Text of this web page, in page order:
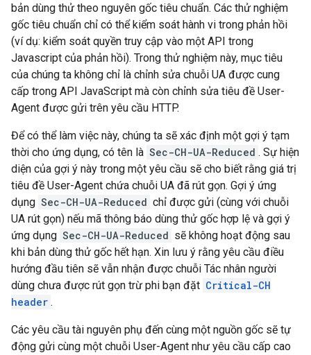
bản dùng thử theo nguyên gốc tiêu chuẩn. Các thử nghiệm
gốc tiêu chuẩn chỉ có thể kiểm soát hành vi trong phản hồi
(ví dụ: kiểm soát quyền truy cập vào một API trong
Javascript của phản hồi). Trong thử nghiệm này, mục tiêu
của chúng ta không chỉ là chỉnh sửa chuỗi UA được cung
cấp trong API JavaScript mà còn chỉnh sửa tiêu đề User-
Agent được gửi trên yêu cầu HTTP.
Để có thể làm việc này, chúng ta sẽ xác định một gợi ý tạm
thời cho ứng dụng, có tên là Sec-CH-UA-Reduced . Sự hiện
diện của gợi ý này trong một yêu cầu sẽ cho biết rằng giá trị
tiêu đề User-Agent chứa chuỗi UA đã rút gọn. Gợi ý ứng
dụng Sec-CH-UA-Reduced chỉ được gửi (cùng với chuỗi
UA rút gọn) nếu mã thông báo dùng thử gốc hợp lệ và gợi ý
ứng dụng Sec-CH-UA-Reduced sẽ không hoạt động sau
khi bản dùng thử gốc hết hạn. Xin lưu ý rằng yêu cầu điều
hướng đầu tiên sẽ vẫn nhận được chuỗi Tác nhân người
dùng chưa được rút gọn trừ phi bạn đặt Critical-CH
header .
Các yêu cầu tài nguyên phụ đến cùng một nguồn gốc sẽ tự
động gửi cùng một chuỗi User-Agent như yêu cầu cấp cao